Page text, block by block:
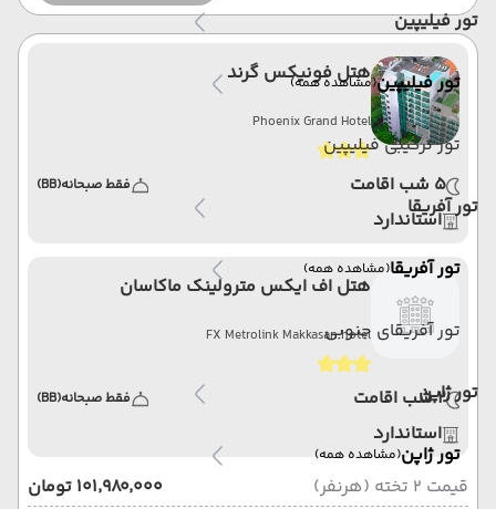
تور فیلیپین
تور فیلیپین(مشاهده همه)
تور ترکیبی فیلیپین
تور آفریقا
تور آفریقا(مشاهده همه)
تور آفریقای جنوبی
تور ژاپن
تور ژاپن(مشاهده همه)
هتل فونیکس گرند
Phoenix Grand Hotel
5 شب اقامت فقط صبحانه(BB)
استاندارد
هتل اف ایکس مترولینک ماکاسان
FX Metrolink Makkasan hotel
2 شب اقامت فقط صبحانه(BB)
استاندارد
قیمت 2 تخته (هرنفر)
۱۰۱٬۹۸۰٬۰۰۰ تومان